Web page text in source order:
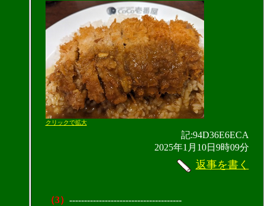
クリックで拡大
記:94D36E6ECA
2025年1月10日9時09分
返事を書く
（3） --------------------------------------